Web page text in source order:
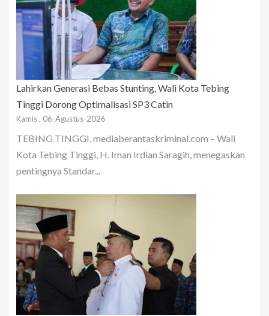
Lahirkan Generasi Bebas Stunting, Wali Kota Tebing
Tinggi Dorong Optimalisasi SP3 Catin
Kamis , 06-Agustus-2026
TEBING TINGGI, mediaberantaskriminal.com – Wali
Kota Tebing Tinggi, H. Iman Irdian Saragih, menegaskan
pentingnya Standar...